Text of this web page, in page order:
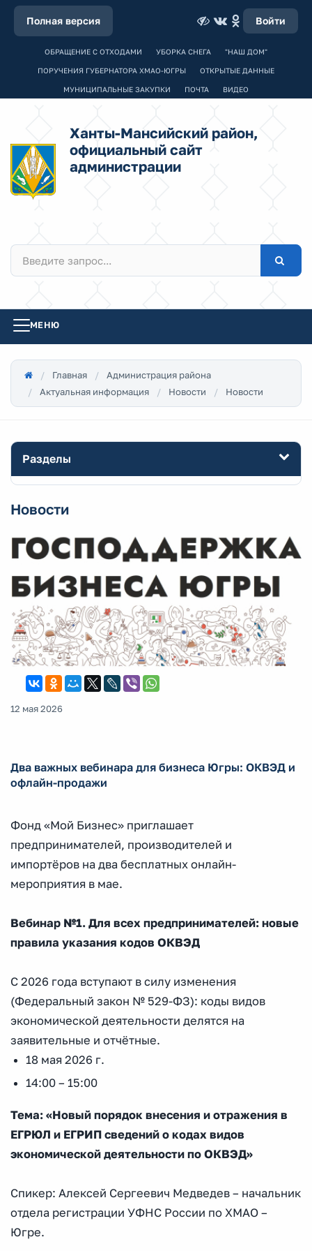
Полная версия Войти
ОБРАЩЕНИЕ С ОТХОДАМИ УБОРКА СНЕГА "НАШ ДОМ"
ПОРУЧЕНИЯ ГУБЕРНАТОРА ХМАО-ЮГРЫ ОТКРЫТЫЕ ДАННЫЕ
МУНИЦИПАЛЬНЫЕ ЗАКУПКИ ПОЧТА ВИДЕО
Ханты-Мансийский район,
официальный сайт
администрации
МЕНЮ
Главная
Администрация района
Актуальная информация
Новости Новости
Разделы
Новости
12 мая 2026
Два важных вебинара для бизнеса Югры: ОКВЭД и
офлайн-продажи
Фонд «Мой Бизнес» приглашает
предпринимателей, производителей и
импортёров на два бесплатных онлайн-
мероприятия в мае.
Вебинар №1. Для всех предпринимателей: новые
правила указания кодов ОКВЭД
С 2026 года вступают в силу изменения
(Федеральный закон № 529-ФЗ): коды видов
экономической деятельности делятся на
заявительные и отчётные.
18 мая 2026 г.
14:00 – 15:00
Тема: «Новый порядок внесения и отражения в
ЕГРЮЛ и ЕГРИП сведений о кодах видов
экономической деятельности по ОКВЭД»
Спикер: Алексей Сергеевич Медведев – начальник
отдела регистрации УФНС России по ХМАО –
Югре.